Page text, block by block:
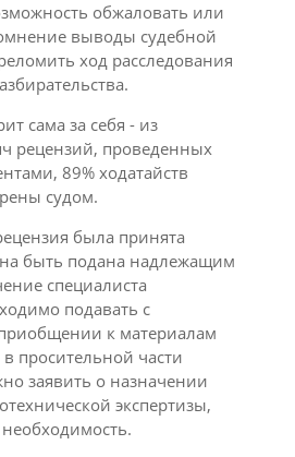
обжаловать или
выводы судебной
ход расследования
сама за себя - из
рецензий, проведенных
89% ходатайств
судом.
была принята
быть подана надлежащим
специалиста
подавать с
к материалам
просительной части
заявить о назначении
экспертизы,